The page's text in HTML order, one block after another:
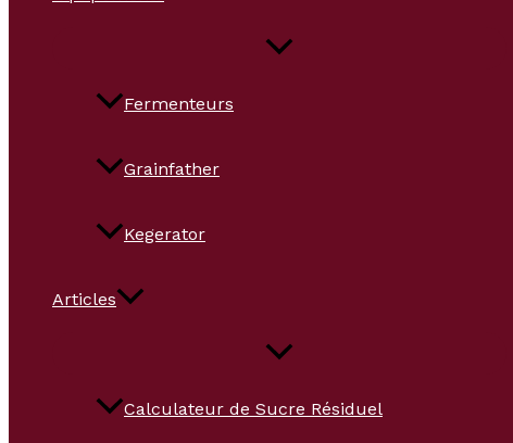
Fermenteurs
Grainfather
Kegerator
Articles
Calculateur de Sucre Résiduel